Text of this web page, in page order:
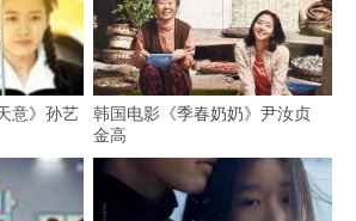
意》孙艺
韩国电影《季春奶奶》尹汝贞
金高